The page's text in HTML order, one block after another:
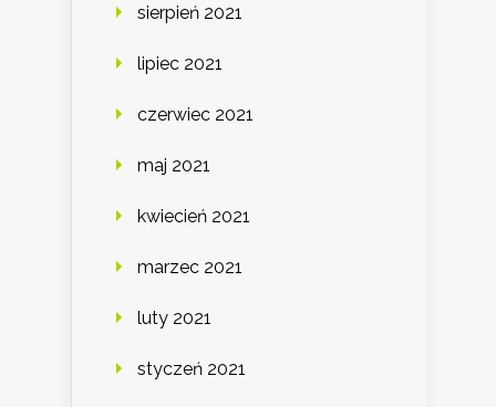
sierpień 2021
lipiec 2021
czerwiec 2021
maj 2021
kwiecień 2021
marzec 2021
luty 2021
styczeń 2021